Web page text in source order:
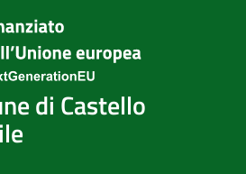
di Castello